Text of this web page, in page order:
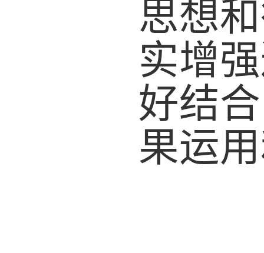
思想
实增
好结
果运